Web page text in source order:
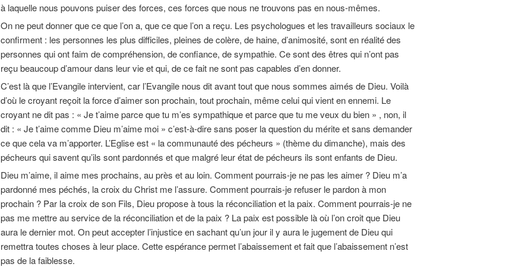
à laquelle nous pouvons puiser des forces, ces forces que nous ne trouvons pas en nous-mêmes.
On ne peut donner que ce que l’on a, que ce que l’on a reçu. Les psychologues et les travailleurs sociaux le
confirment : les personnes les plus difficiles, pleines de colère, de haine, d’animosité, sont en réalité des
personnes qui ont faim de compréhension, de confiance, de sympathie. Ce sont des êtres qui n’ont pas
reçu beaucoup d’amour dans leur vie et qui, de ce fait ne sont pas capables d’en donner.
C’est là que l’Evangile intervient, car l’Evangile nous dit avant tout que nous sommes aimés de Dieu. Voilà
d’où le croyant reçoit la force d’aimer son prochain, tout prochain, même celui qui vient en ennemi. Le
croyant ne dit pas : « Je t’aime parce que tu m’es sympathique et parce que tu me veux du bien » , non, il
dit : « Je t’aime comme Dieu m’aime moi » c’est-à-dire sans poser la question du mérite et sans demander
ce que cela va m’apporter. L’Eglise est « la communauté des pécheurs » (thème du dimanche), mais des
pécheurs qui savent qu’ils sont pardonnés et que malgré leur état de pécheurs ils sont enfants de Dieu.
Dieu m’aime, il aime mes prochains, au près et au loin. Comment pourrais-je ne pas les aimer ? Dieu m’a
pardonné mes péchés, la croix du Christ me l’assure. Comment pourrais-je refuser le pardon à mon
prochain ? Par la croix de son Fils, Dieu propose à tous la réconciliation et la paix. Comment pourrais-je ne
pas me mettre au service de la réconciliation et de la paix ? La paix est possible là où l’on croit que Dieu
aura le dernier mot. On peut accepter l’injustice en sachant qu’un jour il y aura le jugement de Dieu qui
remettra toutes choses à leur place. Cette espérance permet l’abaissement et fait que l’abaissement n’est
pas de la faiblesse.